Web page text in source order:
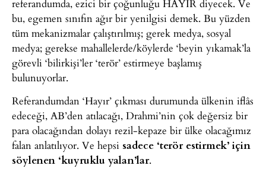
referandumda, ezici bir çoğunluğu HAYIR diyecek. Ve
bu, egemen sınıfın ağır bir yenilgisi demek. Bu yüzden
tüm mekanizmalar çalıştırılmış; gerek medya, sosyal
medya; gerekse mahallelerde/köylerde ‘beyin yıkamak’la
görevli ‘bilirkişi’ler ‘terör’ estirmeye başlamış
bulunuyorlar.
Referandumdan ‘Hayır’ çıkması durumunda ülkenin iflâs
edeceği, AB’den atılacağı, Drahmi’nin çok değersiz bir
para olacağından dolayı rezil-kepaze bir ülke olacağımız
falan anlatılıyor. Ve hepsi sadece ‘terör estirmek’ için
söylenen ‘kuyruklu yalan’lar.